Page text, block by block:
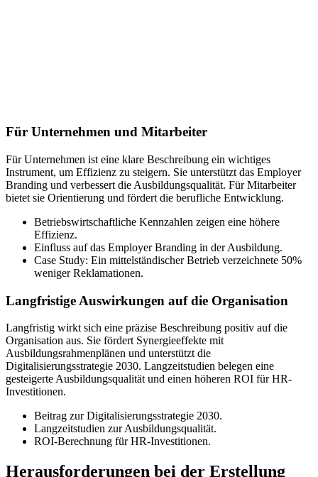
Für Unternehmen und Mitarbeiter
Für Unternehmen ist eine klare Beschreibung ein wichtiges
Instrument, um Effizienz zu steigern. Sie unterstützt das Employer
Branding und verbessert die Ausbildungsqualität. Für Mitarbeiter
bietet sie Orientierung und fördert die berufliche Entwicklung.
Betriebswirtschaftliche Kennzahlen zeigen eine höhere
Effizienz.
Einfluss auf das Employer Branding in der Ausbildung.
Case Study: Ein mittelständischer Betrieb verzeichnete 50%
weniger Reklamationen.
Langfristige Auswirkungen auf die Organisation
Langfristig wirkt sich eine präzise Beschreibung positiv auf die
Organisation aus. Sie fördert Synergieeffekte mit
Ausbildungsrahmenplänen und unterstützt die
Digitalisierungsstrategie 2030. Langzeitstudien belegen eine
gesteigerte Ausbildungsqualität und einen höheren ROI für HR-
Investitionen.
Beitrag zur Digitalisierungsstrategie 2030.
Langzeitstudien zur Ausbildungsqualität.
ROI-Berechnung für HR-Investitionen.
Herausforderungen bei der Erstellung